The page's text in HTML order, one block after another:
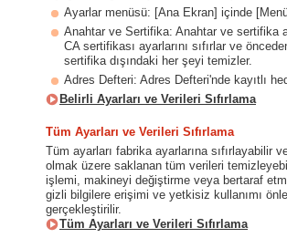
Ayarlar menüsü: [Ana Ekran] içinde [Menü]
Anahtar ve Sertifika: Anahtar ve sertifika
CA sertifikası ayarlarını sıfırlar ve
sertifika dışındaki her şeyi temizler.
Adres Defteri: Adres Defteri'nde kayıtlı
Belirli Ayarları ve Verileri Sıfırlama
Tüm Ayarları ve Verileri Sıfırlama
Tüm ayarları fabrika ayarlarına sıfırlayabilir
olmak üzere saklanan tüm verileri
işlemi, makineyi değiştirme veya bertaraf
gizli bilgilere erişimi ve yetkisiz kullanımı
gerçekleştirilir.
Tüm Ayarları ve Verileri Sıfırlama